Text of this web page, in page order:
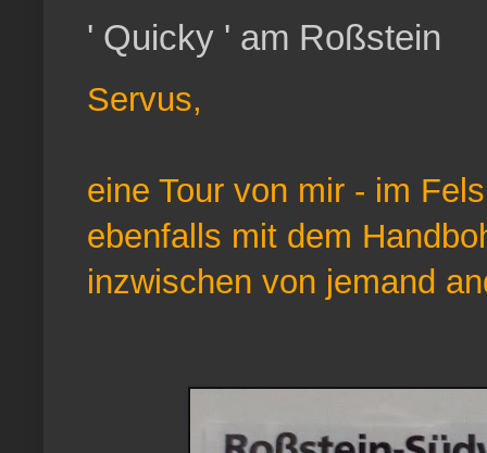
' Quicky ' am Roßstein
Servus,
eine Tour von mir - im
ebenfalls mit dem
inzwischen von jemand